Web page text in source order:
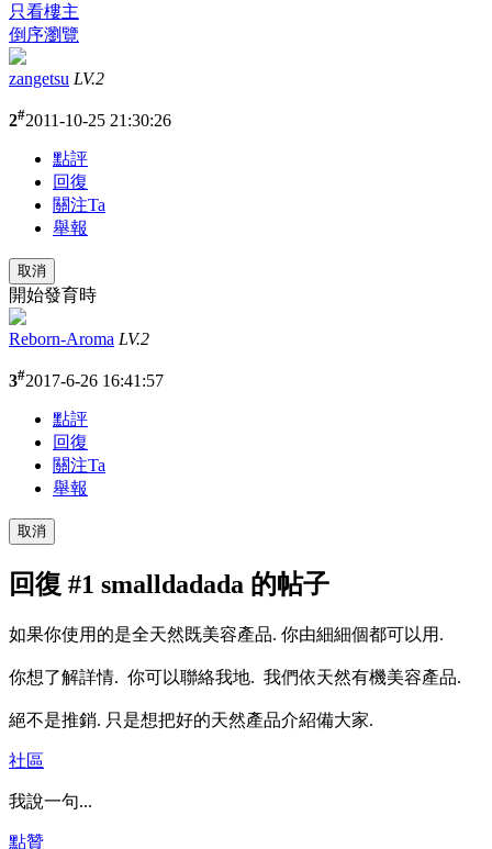
只看樓主
倒序瀏覽
zangetsu LV.2
2#2011-10-25 21:30:26
點評
回復
關注Ta
舉報
取消
開始發育時
Reborn-Aroma LV.2
3#2017-6-26 16:41:57
點評
回復
關注Ta
舉報
取消
回復 #1 smalldadada 的帖子
如果你使用的是全天然既美容產品. 你由細細個都可以用.
你想了解詳情. 你可以聯絡我地. 我們依天然有機美容產品.
絕不是推銷. 只是想把好的天然產品介紹備大家.
社區
我說一句...
點贊